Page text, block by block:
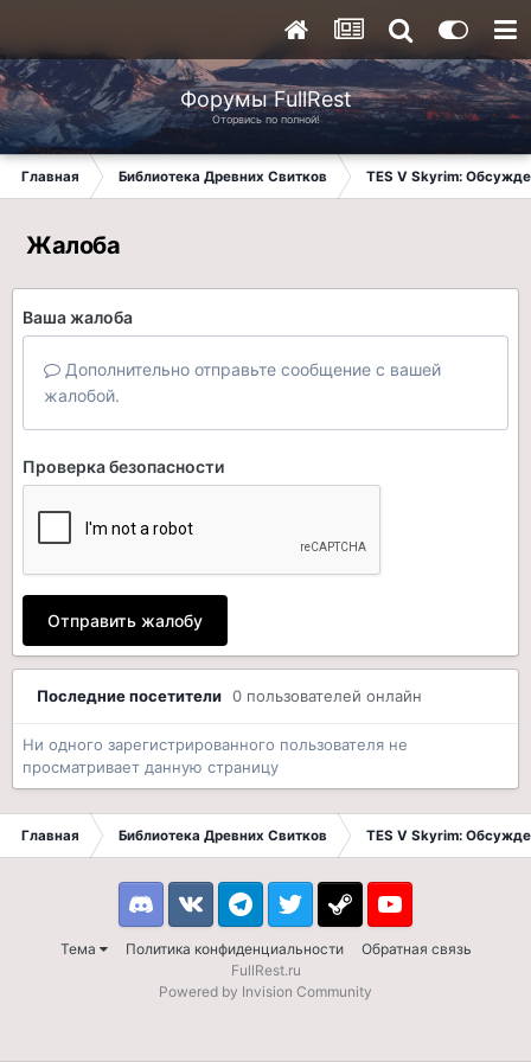
Форумы FullRest
Оторвись по полной!
Главная Библиотека Древних Свитков TES V Skyrim:
Жалоба
Ваша жалоба
Дополнительно отправьте сообщение с вашей
жалобой.
Проверка безопасности
Отправить жалобу
Последние посетители 0 пользователей онлайн
Ни одного зарегистрированного пользователя не
просматривает данную страницу
Главная Библиотека Древних Свитков TES V Skyrim:
Тема Политика конфиденциальности Обратная связь
DiscordVK TelegramTwitter Steam Youtube
FullRest.ru
Powered by Invision Community